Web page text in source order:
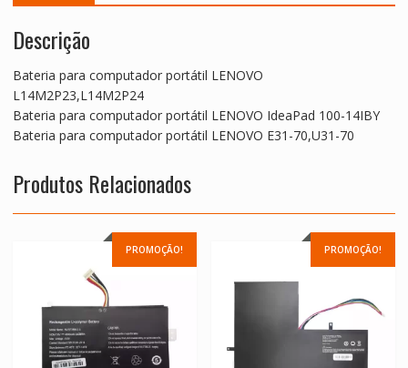
Descrição
Bateria para computador portátil LENOVO
L14M2P23,L14M2P24
Bateria para computador portátil LENOVO IdeaPad 100-14IBY
Bateria para computador portátil LENOVO E31-70,U31-70
Produtos Relacionados
PROMOÇÃO! PROMOÇÃO!